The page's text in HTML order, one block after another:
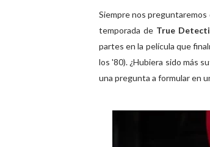
Siempre nos
temporada de True
partes en la película que
los '80). ¿Hubiera sido más
una pregunta a formular en